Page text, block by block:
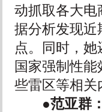
动抓取各大电
据分析发现近
点。同时，
国家强制性
些雷区等相关
●范亚群：